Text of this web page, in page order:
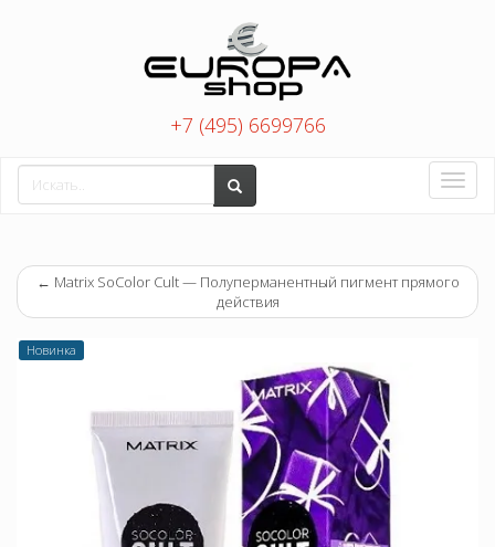
+7 (495) 6699766
Toggle
← Matrix SoColor Cult — Полуперманентный пигмент прямого
действия
Новинка